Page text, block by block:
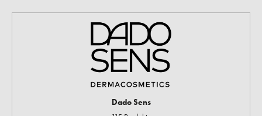
Dado Sens